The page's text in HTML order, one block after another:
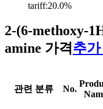
tariff:20.0%
2-(6-methoxy-
amine 가격추
관련 분류 No.